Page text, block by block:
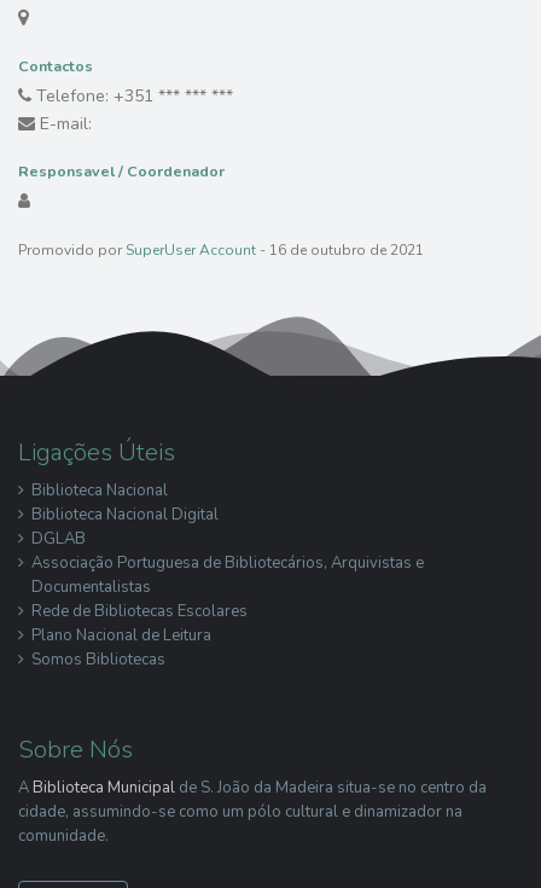
Contactos
Telefone: +351 *** *** ***
E-mail:
Responsavel / Coordenador
Promovido por SuperUser Account - 16 de outubro de 2021
Ligações Úteis
Biblioteca Nacional
Biblioteca Nacional Digital
DGLAB
Associação Portuguesa de Bibliotecários, Arquivistas e
Documentalistas
Rede de Bibliotecas Escolares
Plano Nacional de Leitura
Somos Bibliotecas
Sobre Nós
A Biblioteca Municipal de S. João da Madeira situa-se no centro da
cidade, assumindo-se como um pólo cultural e dinamizador na
comunidade.